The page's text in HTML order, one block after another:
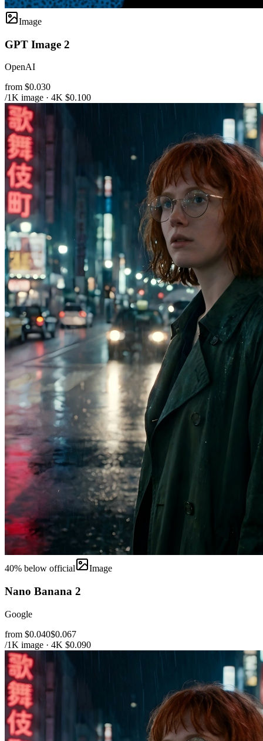
Image
GPT Image 2
OpenAI
from $0.030
/1K image · 4K $0.100
40% below official Image
Nano Banana 2
Google
from $0.040$0.067
/1K image · 4K $0.090